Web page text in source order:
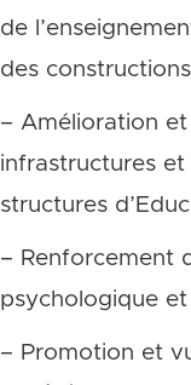
de
des
– Amélioration
infrastructures
structures
– Renforcement
psychologique
– Promotion et